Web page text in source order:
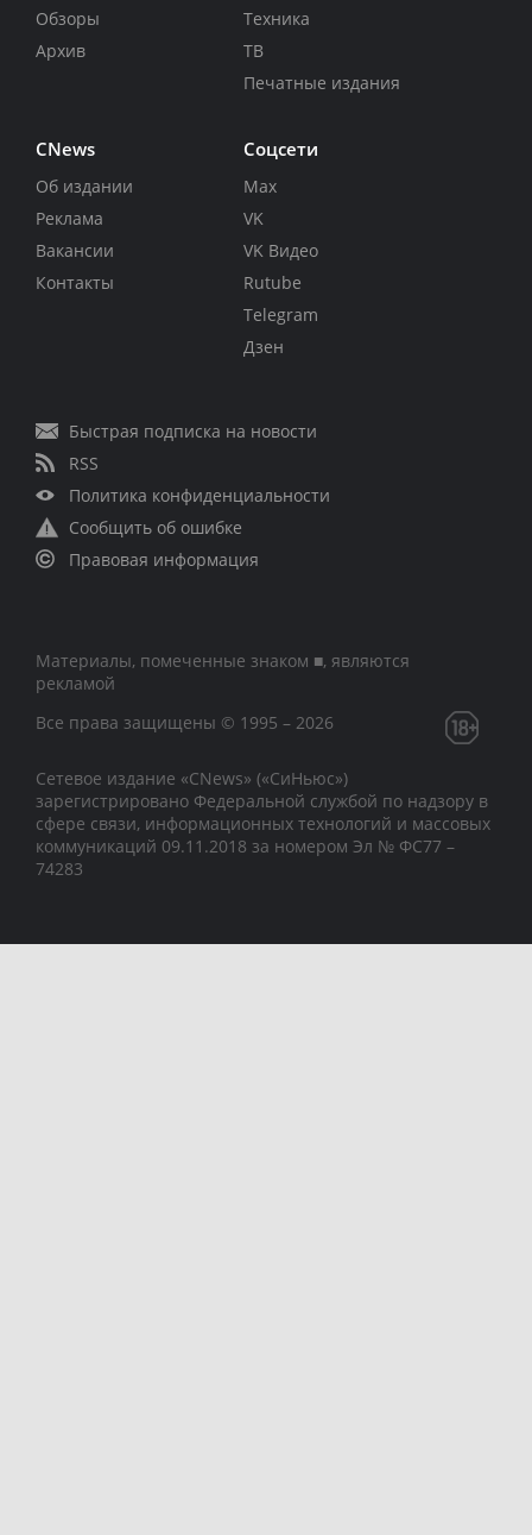
Обзоры
Архив
Техника
ТВ
Печатные издания
CNews
Об издании
Реклама
Вакансии
Контакты
Соцсети
Max
VK
VK Видео
Rutube
Telegram
Дзен
Быстрая подписка на новости
RSS
Политика конфиденциальности
Сообщить об ошибке
Правовая информация
Материалы, помеченные знаком ■, являются
рекламой
Все права защищены © 1995 – 2026
Сетевое издание «CNews» («СиНьюс»)
зарегистрировано Федеральной службой по надзору в
сфере связи, информационных технологий и массовых
коммуникаций 09.11.2018 за номером Эл № ФС77 –
74283